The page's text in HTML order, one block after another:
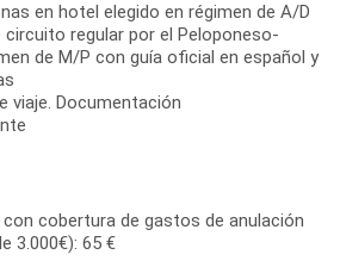
en hotel elegido en régimen de A/D
regular por el Peloponeso-
de M/P con guía oficial en español y
viaje. Documentación
cobertura de gastos de anulación
3.000€): 65 €